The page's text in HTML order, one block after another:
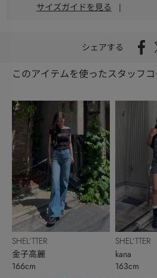
サイズガイドを見る |
シェアする
このアイテムを使ったスタッフ
SHEL’TTER
金子高麗
166cm
SHEL’TTER
kana
163cm